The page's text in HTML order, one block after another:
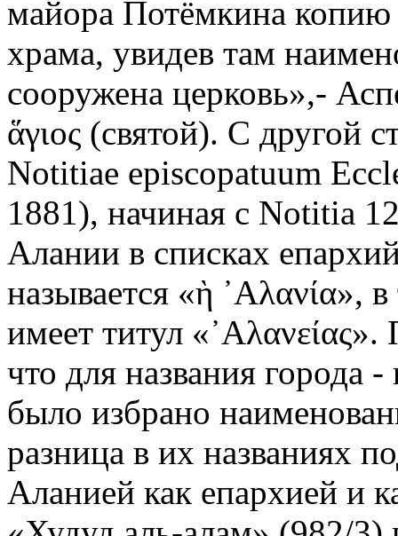
майора Потёмкина копию
храма, увидев там
сооружена церковь»,-
ἅγιος (святой). С другой
Notitiae episcopatuum
1881), начиная с Notitia
Алании в списках
называется «ὴ ᾿Αλανία»,
имеет титул
что для названия города
было избрано
разница в их названиях
Аланией как епархией и